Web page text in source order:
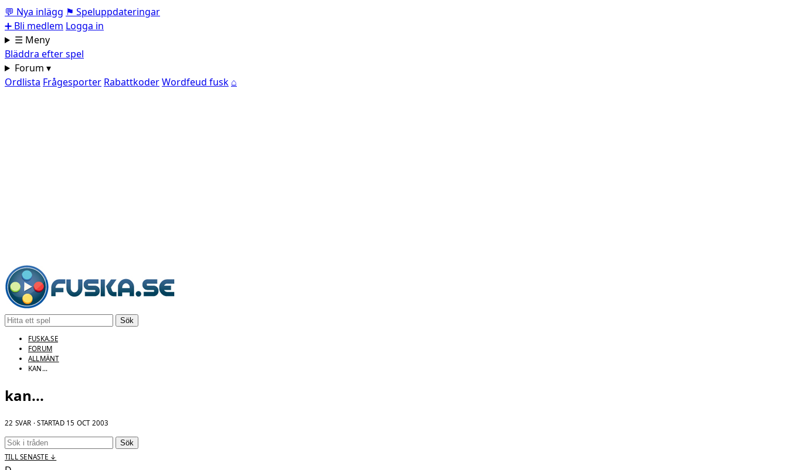
💬 Nya inlägg ⚑ Speluppdateringar
➕ Bli medlem Logga in
☰ Meny
Bläddra efter spel
Forum ▾
Ordlista Frågesporter RabattkoderWordfeud fusk ⌂
Sök
FUSKA.SE
FORUM
ALLMÄNT
KAN...
kan...
22 SVAR · STARTAD 15 OCT 2003
Sök
TILL SENASTE ↓